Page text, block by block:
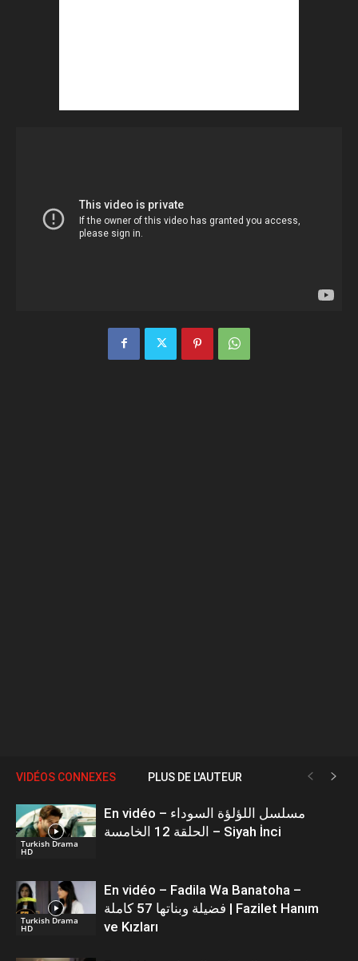
VIDÉOS CONNEXES PLUS DE L'AUTEUR
Turkish Drama
HD
En vidéo – مسلسل اللؤلؤة السوداء
الحلقة 12 الخامسة – Siyah İnci
Turkish Drama
HD
En vidéo – Fadila Wa Banatoha –
فضيلة وبناتها 57 كاملة | Fazilet Hanım
ve Kızları